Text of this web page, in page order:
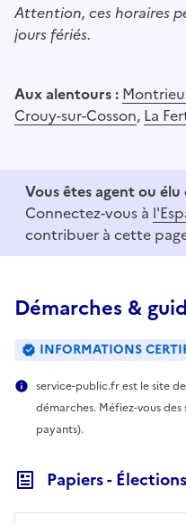
Attention, ces horaires
jours fériés.
Aux alentours :
Crouy-sur-Cosson, La
Vous êtes agent ou
Connectez-vous à
contribuer à cette
Démarches &
INFORMATIONS
service-public.fr est le site
démarches. Méfiez-vous
payants).
Papiers - Élections